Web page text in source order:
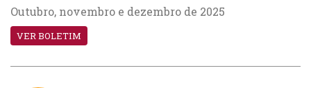
Outubro, novembro e dezembro de 2025
VER BOLETIM